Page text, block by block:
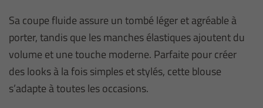
Sa coupe fluide assure un tombé léger et agréable à
porter, tandis que les manches élastiques ajoutent du
volume et une touche moderne. Parfaite pour créer
des looks à la fois simples et stylés, cette blouse
s’adapte à toutes les occasions.